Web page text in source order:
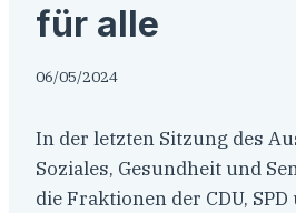
für alle
06/05/2024
In der letzten Sitzung des
Soziales, Gesundheit und
die Fraktionen der CDU,